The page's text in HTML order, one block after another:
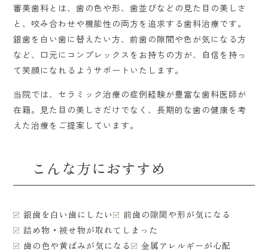
審美歯科とは、歯の色や形、歯並びなどの見た目の美しさ
と、咬み合わせや機能性の両方を追求する歯科治療です。
銀歯を白い歯に替えたい方、前歯の隙間や色が気になる方
など、口元にコンプレックスをお持ちの方が、自信を持っ
て笑顔になれるようサポートいたします。
当院では、セラミック治療の症例経験が豊富な歯科医師が
在籍。見た目の美しさだけでなく、長期的な歯の健康を考
えた治療をご提案しています。
こんな方におすすめ
銀歯を白い歯にしたい
前歯の隙間や形が気になる
詰め物・被せ物が取れてしまった
歯の色や黄ばみが気になる
金属アレルギーが心配